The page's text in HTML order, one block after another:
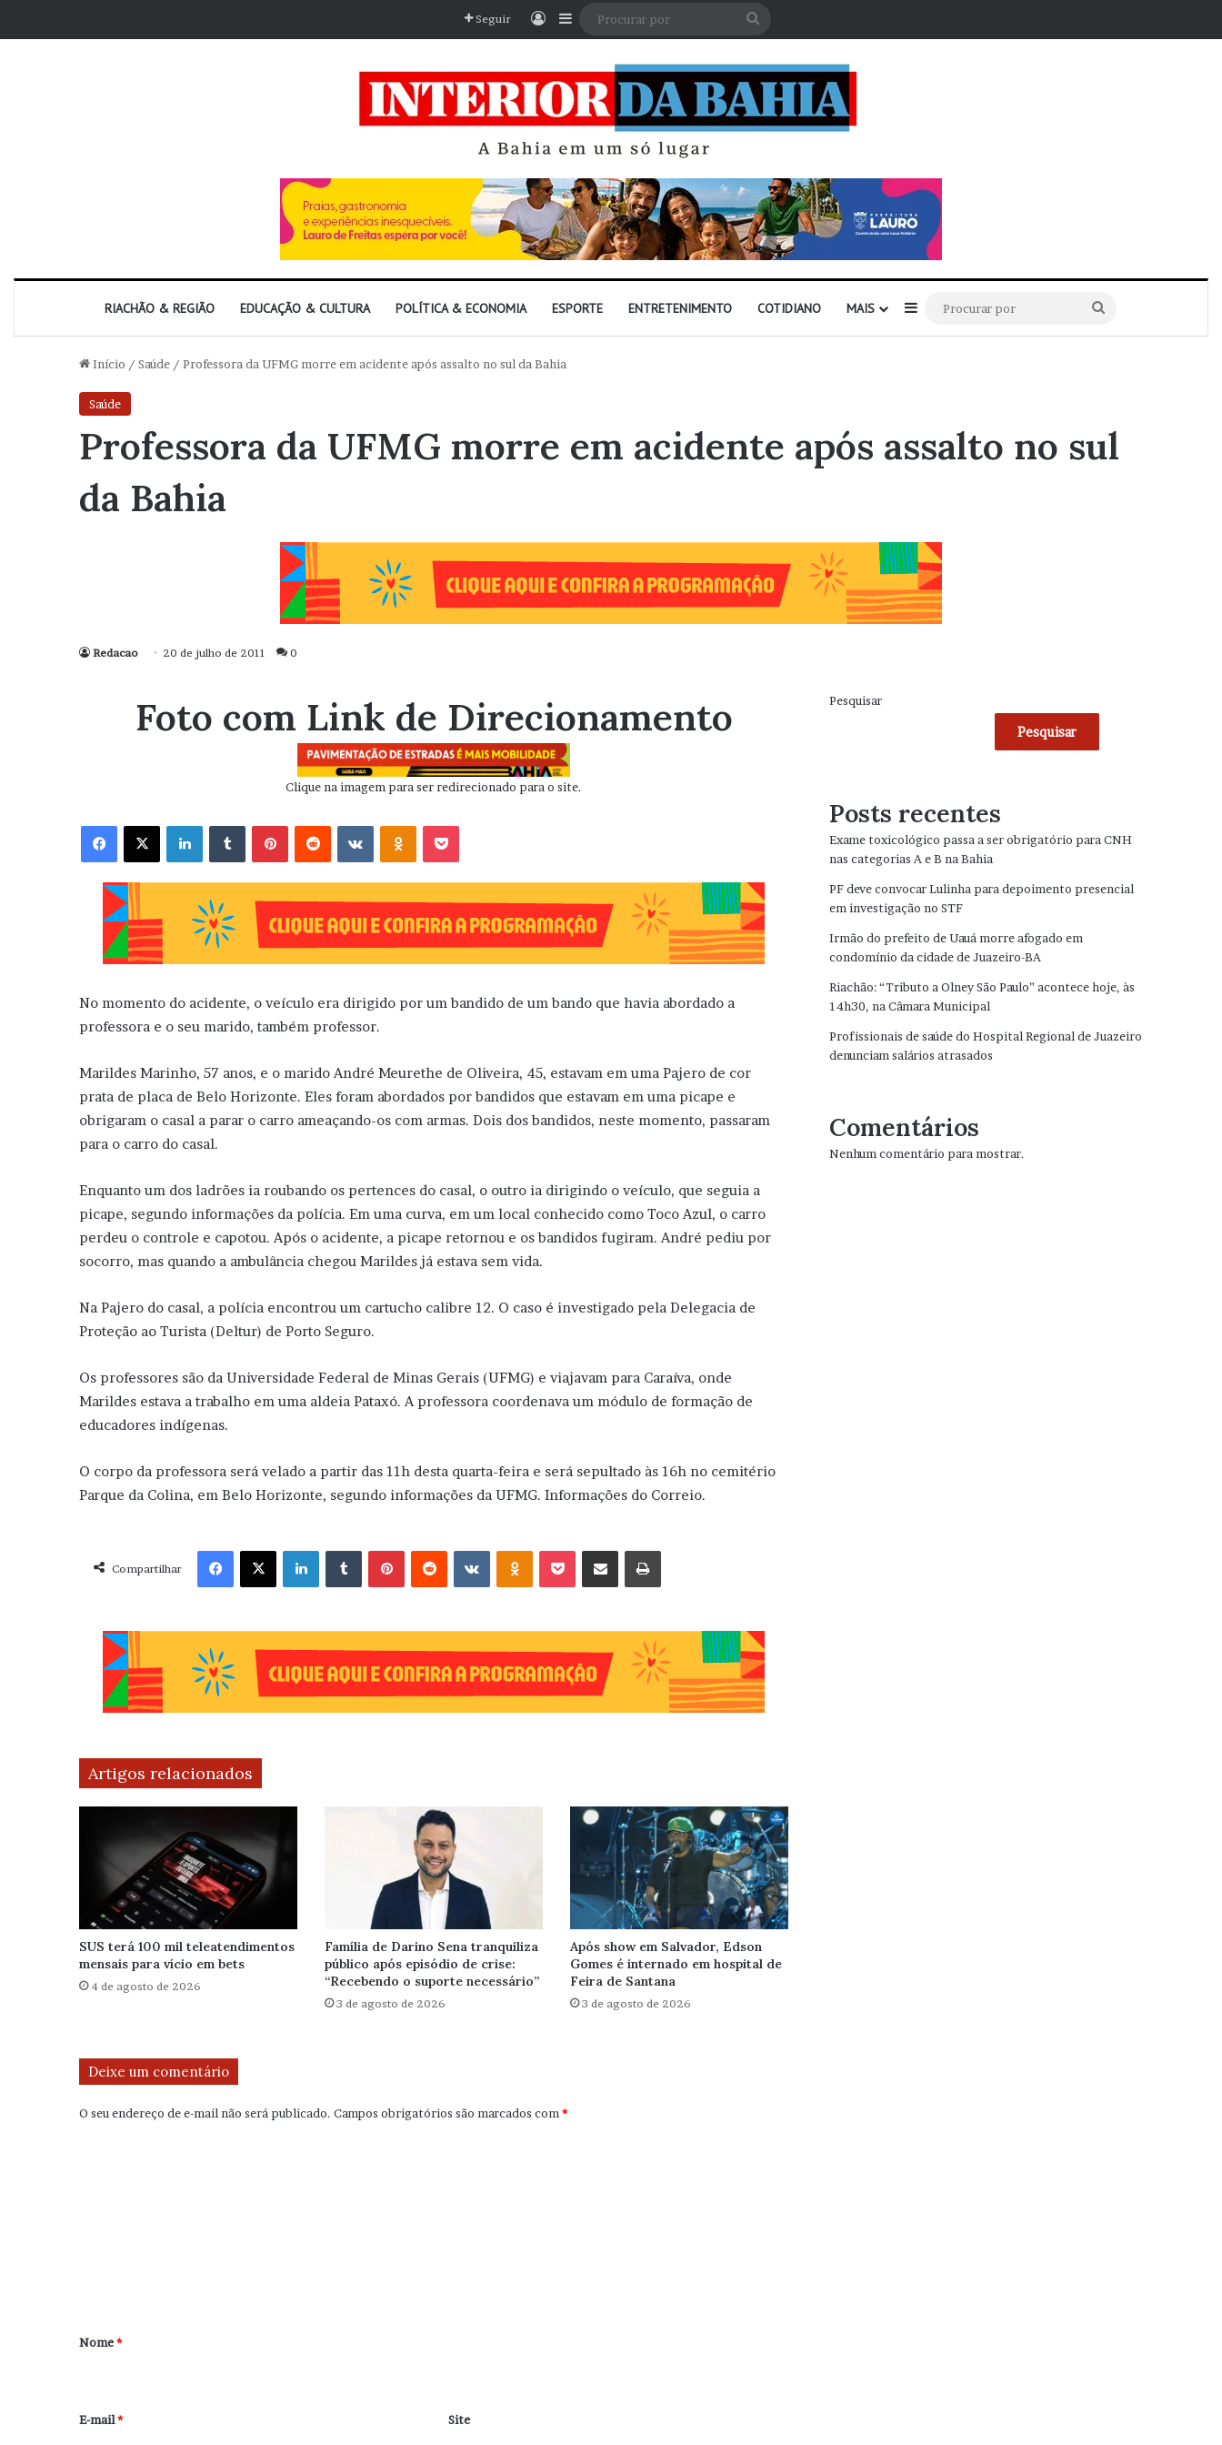
Seguir EntrarBarra Lateral
RIACHÃO & REGIÃO EDUCAÇÃO & CULTURA POLÍTICA & ECONOMIA ESPORTE ENTRETENIMENTO COTIDIANO MAIS Barra Lateral
por
Início / Saúde / Professora da UFMG morre em acidente após assalto no sul da Bahia
Saúde
Professora da UFMG morre em acidente após assalto no sul
da Bahia
Redacao 20 de julho de 2011 0
Foto com Link de Direcionamento
Clique na imagem para ser redirecionado para o site.
Facebook X Linkedin VK OK
No momento do acidente, o veículo era dirigido por um bandido de um bando que havia abordado a
professora e o seu marido, também professor.
Marildes Marinho, 57 anos, e o marido André Meurethe de Oliveira, 45, estavam em uma Pajero de cor
prata de placa de Belo Horizonte. Eles foram abordados por bandidos que estavam em uma picape e
obrigaram o casal a parar o carro ameaçando-os com armas. Dois dos bandidos, neste momento, passaram
para o carro do casal.
Enquanto um dos ladrões ia roubando os pertences do casal, o outro ia dirigindo o veículo, que seguia a
picape, segundo informações da polícia. Em uma curva, em um local conhecido como Toco Azul, o carro
perdeu o controle e capotou. Após o acidente, a picape retornou e os bandidos fugiram. André pediu por
socorro, mas quando a ambulância chegou Marildes já estava sem vida.
Na Pajero do casal, a polícia encontrou um cartucho calibre 12. O caso é investigado pela Delegacia de
Proteção ao Turista (Deltur) de Porto Seguro.
Os professores são da Universidade Federal de Minas Gerais (UFMG) e viajavam para Caraíva, onde
Marildes estava a trabalho em uma aldeia Pataxó. A professora coordenava um módulo de formação de
educadores indígenas.
O corpo da professora será velado a partir das 11h desta quarta-feira e será sepultado às 16h no cemitério
Parque da Colina, em Belo Horizonte, segundo informações da UFMG. Informações do Correio.
Compartilhar
Facebook X Linkedin VK OK
Artigos relacionados
SUS terá 100 mil teleatendimentos
mensais para vício em bets
4 de agosto de 2026
Família de Darino Sena tranquiliza
público após episódio de crise:
“Recebendo o suporte necessário”
3 de agosto de 2026
Após show em Salvador, Edson
Gomes é internado em hospital de
Feira de Santana
3 de agosto de 2026
Deixe um comentário
O seu endereço de e-mail não será publicado. Campos obrigatórios são marcados com*
r
*
Nome*
E-mail* Site
Pesquisar
Pesquisar
Posts recentes
Exame toxicológico passa a ser obrigatório para CNH
nas categorias A e B na Bahia
PF deve convocar Lulinha para depoimento presencial
em investigação no STF
Irmão do prefeito de Uauá morre afogado em
condomínio da cidade de Juazeiro-BA
Riachão: “Tributo a Olney São Paulo” acontece hoje, às
14h30, na Câmara Municipal
Profissionais de saúde do Hospital Regional de Juazeiro
denunciam salários atrasados
Comentários
Nenhum comentário para mostrar.